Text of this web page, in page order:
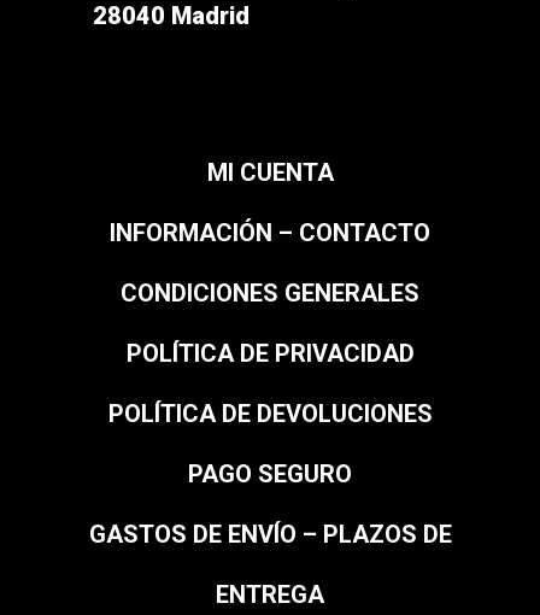
28040 Madrid
MI CUENTA
INFORMACIÓN – CONTACTO
CONDICIONES GENERALES
POLÍTICA DE PRIVACIDAD
POLÍTICA DE DEVOLUCIONES
PAGO SEGURO
GASTOS DE ENVÍO – PLAZOS DE
ENTREGA